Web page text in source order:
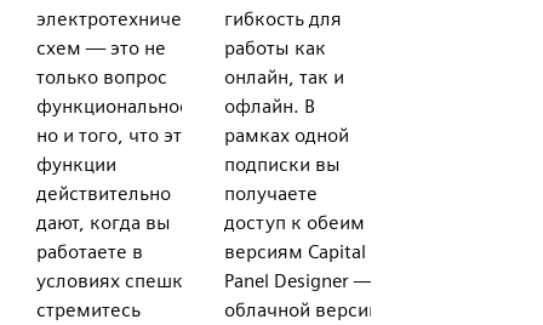
электротехнических
схем — это не
только вопрос
функциональности,
но и того, что эти
функции
действительно
дают, когда вы
работаете в
условиях спешки и
стремитесь
гибкость для
работы как
онлайн, так и
офлайн. В
рамках одной
подписки вы
получаете
доступ к обеим
версиям Capital
Panel Designer —
облачной версии